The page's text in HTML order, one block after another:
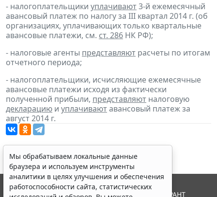
- налогоплательщики уплачивают3-й ежемесячный
авансовый платеж по налогу за III квартал 2014 г. (об
организациях, уплачивающих только квартальные
авансовые платежи, см. ст. 286 НК РФ);
- налоговые агенты представляют расчеты по итогам
отчетного периода;
- налогоплательщики, исчисляющие ежемесячные
авансовые платежи исходя из фактически
полученной прибыли, представляют налоговую
декларацию и уплачиваютавансовый платеж за
август 2014 г.
Мы обрабатываем локальные данные
браузера и используем инструменты
аналитики в целях улучшения и обеспечения
работоспособности сайта, статистических
© ООО "НПП "ГАРАНТ-СЕРВИС", 2026. Система ГАРАНТ